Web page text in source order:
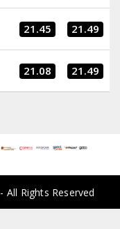
21.45 21.49
21.08 21.49
- All Rights Reserved